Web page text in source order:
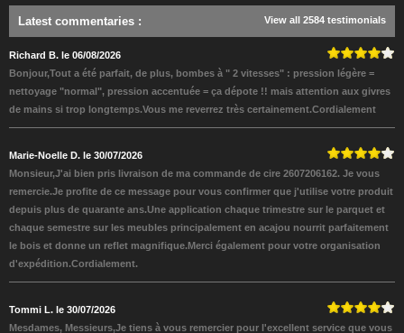
Latest commentaries : View all 2584 testimonials
Richard B. le 06/08/2026
Bonjour,Tout a été parfait, de plus, bombes à " 2 vitesses" : pression légère =
nettoyage "normal", pression accentuée = ça dépote !! mais attention aux givres
de mains si trop longtemps.Vous me reverrez très certainement.Cordialement
Marie-Noelle D. le 30/07/2026
Monsieur,J'ai bien pris livraison de ma commande de cire 2607206162. Je vous
remercie.Je profite de ce message pour vous confirmer que j'utilise votre produit
depuis plus de quarante ans.Une application chaque trimestre sur le parquet et
chaque semestre sur les meubles principalement en acajou nourrit parfaitement
le bois et donne un reflet magnifique.Merci également pour votre organisation
d'expédition.Cordialement.
Tommi L. le 30/07/2026
Mesdames, Messieurs,Je tiens à vous remercier pour l'excellent service que vous